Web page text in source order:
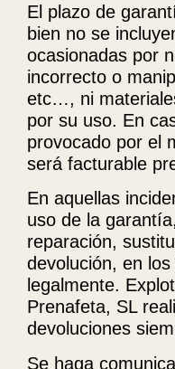
El plazo de
bien no se
ocasionadas por
incorrecto o
etc…, ni
por su uso. En
provocado por el
será facturable
En aquellas
uso de la
reparación,
devolución, en
legalmente.
Prenafeta, SL
devoluciones
Se haga